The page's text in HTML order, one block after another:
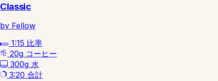
Classic
by Fellow
1:15 比率
20g コーヒー
300g 水
3:20 合計